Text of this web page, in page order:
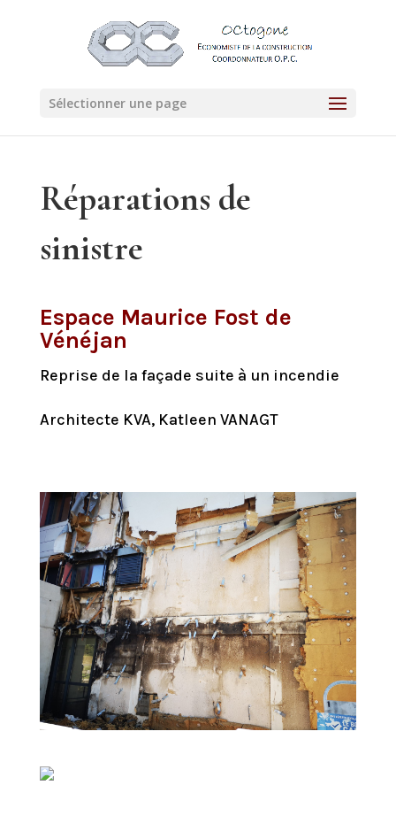
Sélectionner une page
Réparations de
sinistre
Espace Maurice Fost de
Vénéjan
Reprise de la façade suite à un incendie
Architecte KVA, Katleen VANAGT